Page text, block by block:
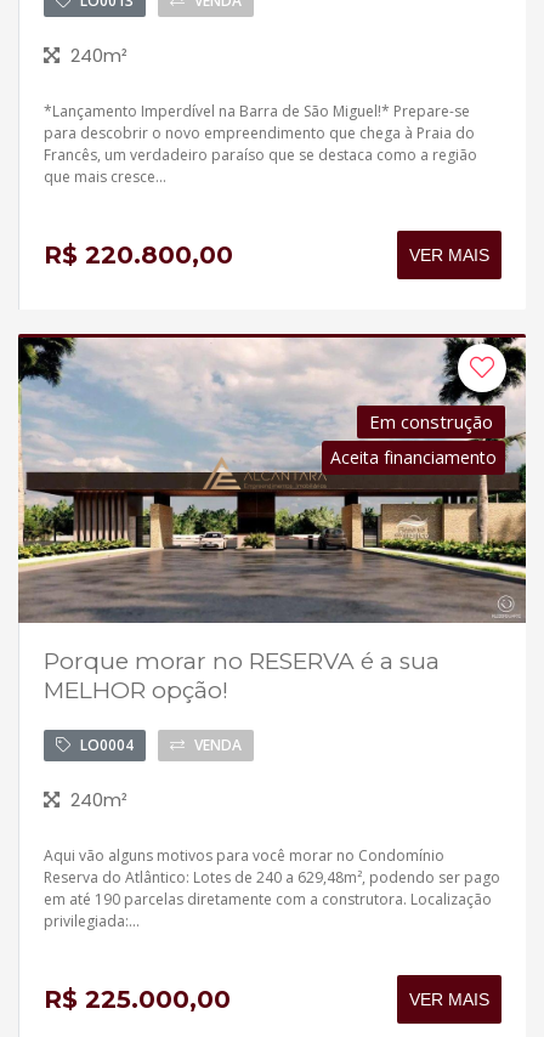
240m²
*Lançamento Imperdível na Barra de São Miguel!* Prepare-se
para descobrir o novo empreendimento que chega à Praia do
Francês, um verdadeiro paraíso que se destaca como a região
que mais cresce...
R$ 220.800,00 VER MAIS
Em construção
Aceita financiamento
Porque morar no RESERVA é a sua
MELHOR opção!
LO0004 VENDA
240m²
Aqui vão alguns motivos para você morar no Condomínio
Reserva do Atlântico: Lotes de 240 a 629,48m², podendo ser pago
em até 190 parcelas diretamente com a construtora. Localização
privilegiada:...
R$ 225.000,00 VER MAIS